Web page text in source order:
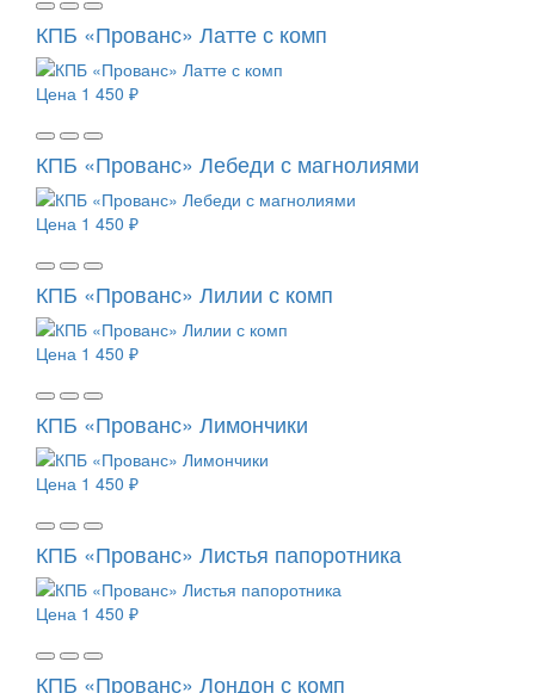
КПБ «Прованс» Латте с комп
Цена 1 450 ₽
КПБ «Прованс» Лебеди с магнолиями
Цена 1 450 ₽
КПБ «Прованс» Лилии с комп
Цена 1 450 ₽
КПБ «Прованс» Лимончики
Цена 1 450 ₽
КПБ «Прованс» Листья папоротника
Цена 1 450 ₽
КПБ «Прованс» Лондон с комп